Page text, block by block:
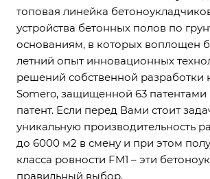
топовая линейка
устройства бетонных полов по
основаниям, в которых воплощен
летний опыт инновационных
решений собственной разработки
Somero, защищенной 63 патентами
патент. Если перед Вами стоит
уникальную производительность
до 6000 м2 в смену и при этом
класса ровности FM1 – эти
правильный выбор.